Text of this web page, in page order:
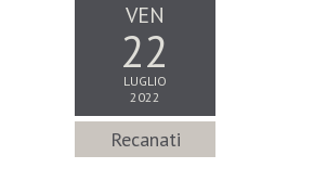
VEN
22
LUGLIO
2022
Recanati